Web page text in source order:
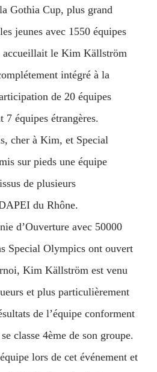
Gothia Cup, plus grand
jeunes avec 1550 équipes
accueillait le Kim Källström
intégré à la
de 20 équipes
équipes étrangères.
cher à Kim, et Special
sur pieds une équipe
de plusieurs
du Rhône.
d’Ouverture avec 50000
Special Olympics ont ouvert
Kim Källström est venu
et plus particulièrement
de l’équipe conforment
classe 4ème de son groupe.
lors de cet événement et